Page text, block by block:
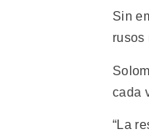
Sin
rusos
cada
“La